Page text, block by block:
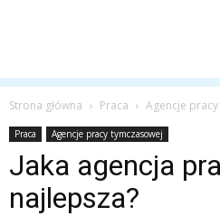
Strona główna Praca Agencje
Praca Agencje pracy tymczasowej
Jaka agencja
najlepsza?